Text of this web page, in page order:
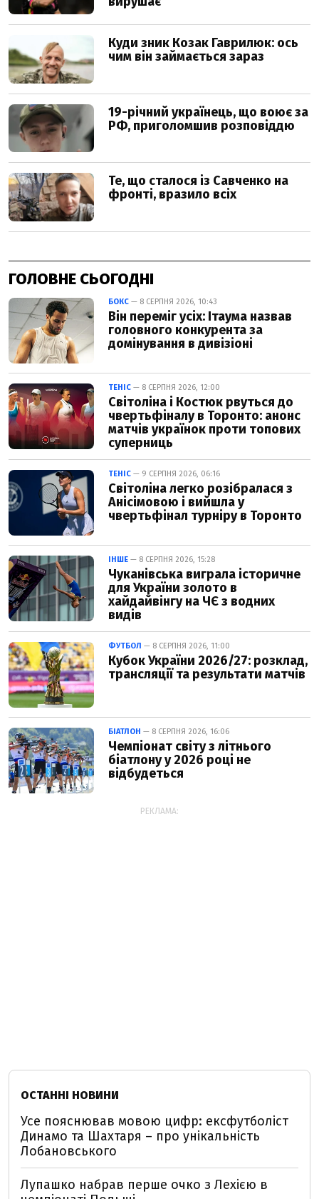
ГОЛОВНЕ СЬОГОДНІ
БОКС — 8 СЕРПНЯ 2026, 10:43
Він переміг усіх: Ітаума назвав
головного конкурента за
домінування в дивізіоні
ТЕНІС — 8 СЕРПНЯ 2026, 12:00
Світоліна і Костюк рвуться до
чвертьфіналу в Торонто: анонс
матчів українок проти топових
суперниць
ТЕНІС — 9 СЕРПНЯ 2026, 06:16
Світоліна легко розібралася з
Анісімовою і вийшла у
чвертьфінал турніру в Торонто
ІНШЕ — 8 СЕРПНЯ 2026, 15:28
Чуканівська виграла історичне
для України золото в
хайдайвінгу на ЧЄ з водних
видів
ФУТБОЛ — 8 СЕРПНЯ 2026, 11:00
Кубок України 2026/27: розклад,
трансляції та результати матчів
БІАТЛОН — 8 СЕРПНЯ 2026, 16:06
Чемпіонат світу з літнього
біатлону у 2026 році не
відбудеться
РЕКЛАМА:
ОСТАННІ НОВИНИ
Усе пояснював мовою цифр: ексфутболіст
Динамо та Шахтаря – про унікальність
Лобановського
Лупашко набрав перше очко з Лехією в